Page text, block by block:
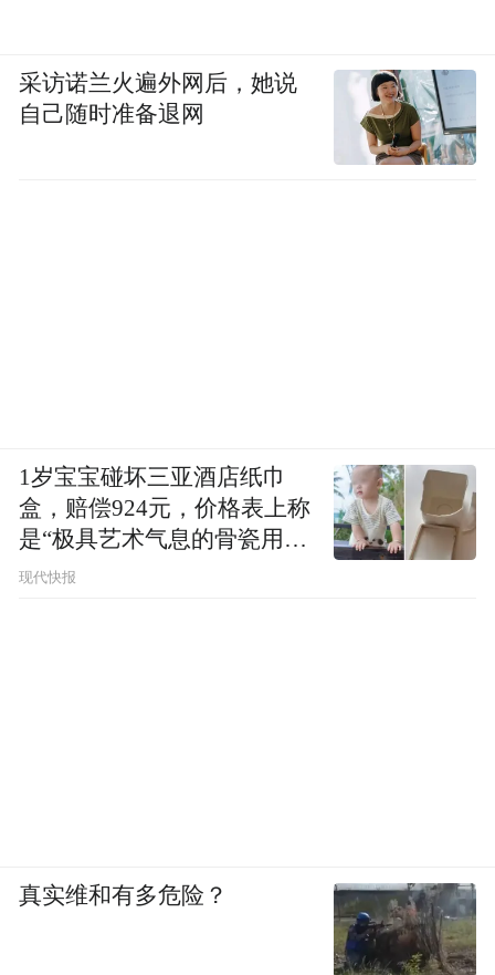
采访诺兰火遍外网后，她说
自己随时准备退网
1岁宝宝碰坏三亚酒店纸巾
盒，赔偿924元，价格表上称
是“极具艺术气息的骨瓷用
品”
现代快报
真实维和有多危险？